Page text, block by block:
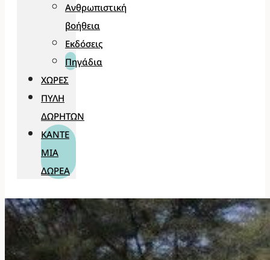
Ανθρωπιστική
βοήθεια
Εκδόσεις
Πηγάδια
ΧΏΡΕΣ
ΠΎΛΗ
ΔΩΡΗΤΏΝ
ΚΆΝΤΕ
ΜΊΑ
ΔΩΡΕΆ